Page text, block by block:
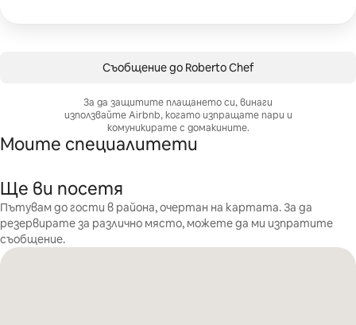
Съобщение до Roberto Chef
За да защитите плащането си, винаги
използвайте Airbnb, когато изпращате пари и
комуникирате с домакините.
Моите специалитети
Ще ви посетя
Пътувам до гости в района, очертан на картата. За да
резервирате за различно място, можете да ми изпратите
съобщение.